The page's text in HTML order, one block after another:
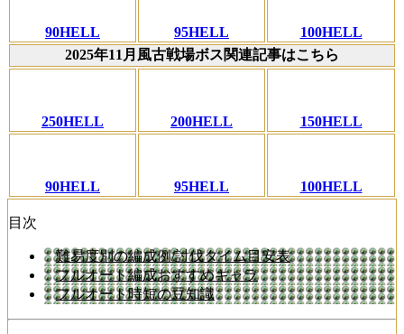
90HELL 95HELL
100HELL
2025年11月風古戦場ボス関連記事はこちら
250HELL 200HELL 150HELL
90HELL 95HELL 100HELL
目次
難易度別の編成例/討伐タイム目安表
フルオート編成おすすめキャラ
フルオート時短の豆知識